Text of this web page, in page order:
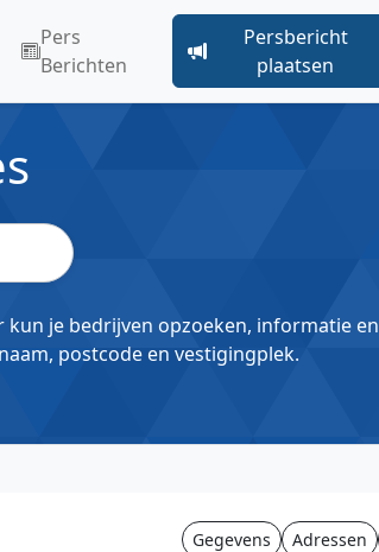
Pers
Berichten
Persbericht
plaatsen
kun je bedrijven opzoeken, informatie en
postcode en vestigingplek.
Gegevens Adressen